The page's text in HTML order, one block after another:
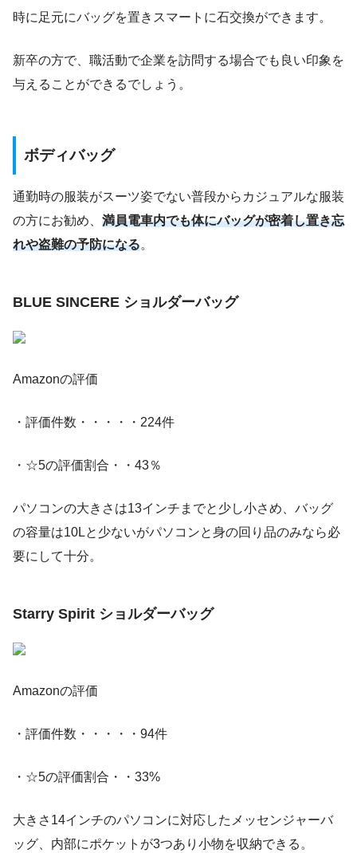
時に足元にバッグを置きスマートに石交換ができます。
新卒の方で、職活動で企業を訪問する場合でも良い印象を
与えることができるでしょう。
ボディバッグ
通勤時の服装がスーツ姿でない普段からカジュアルな服装
の方にお勧め、 満員電車内でも体にバッグが密着し置き忘
れや盗難の予防になる。
BLUE SINCERE ショルダーバッグ
Amazonの評価
・評価件数・・・・・224件
・☆5の評価割合・・43％
パソコンの大きさは13インチまでと少し小さめ、バッグ
の容量は10Lと少ないがパソコンと身の回り品のみなら必
要にして十分。
Starry Spirit ショルダーバッグ
Amazonの評価
・評価件数・・・・・94件
・☆5の評価割合・・33%
大きさ14インチのパソコンに対応したメッセンジャーバ
ッグ、内部にポケットが3つあり小物を収納できる。